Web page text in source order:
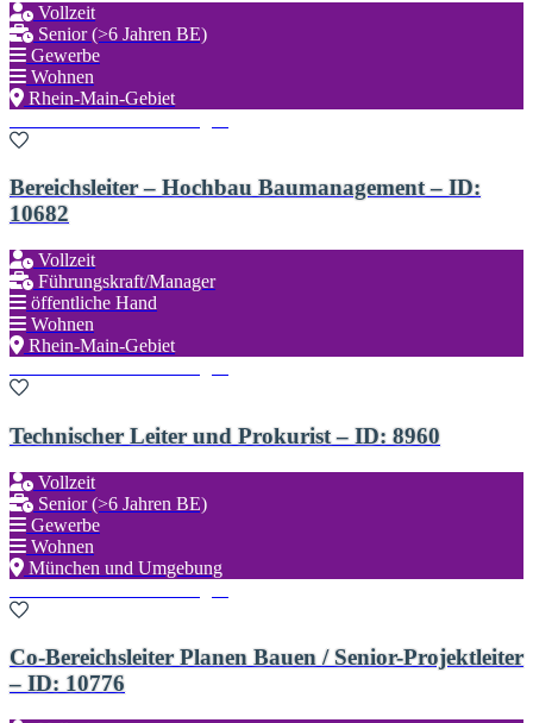
Vollzeit
Senior (>6 Jahren BE)
Gewerbe
Wohnen
Rhein-Main-Gebiet
Bereichsleiter – Hochbau Baumanagement – ID:
10682
Vollzeit
Führungskraft/Manager
öffentliche Hand
Wohnen
Rhein-Main-Gebiet
Technischer Leiter und Prokurist – ID: 8960
Vollzeit
Senior (>6 Jahren BE)
Gewerbe
Wohnen
München und Umgebung
Co-Bereichsleiter Planen Bauen / Senior-Projektleiter
– ID: 10776